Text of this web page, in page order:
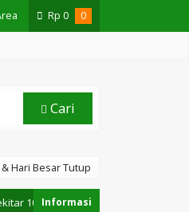
Rp 0 0
Cari
Hari Besar Tutup
10%, diakibatkan efek cahaya saat